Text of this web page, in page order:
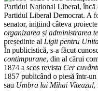
Partidul Național Liberal, încă
Partidul Liberal Democrat. A
senator, inițiind câteva
organizarea și administrarea
președinte al Ligii pentru
În publicistică, s-a făcut
contimpurane, din al cărui
1874 a scos revista Cer
1857 publicând o piesă într-un
sau Umbra lui Mihai Viteazul,